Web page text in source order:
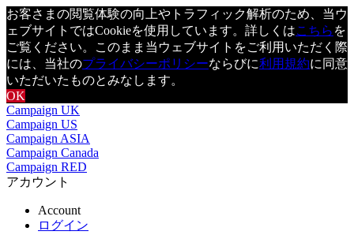
お客さまの閲覧体験の向上やトラフィック解析のため、当ウ
ェブサイトではCookieを使用しています。詳しくはこちら を
ご覧ください。このまま当ウェブサイトをご利用いただく際
には、当社のプライバシーポリシーならびに利用規約に同意
いただいたものとみなします。
OK
Campaign UK
Campaign US
Campaign ASIA
Campaign Canada
Campaign RED
アカウント
Account
ログイン